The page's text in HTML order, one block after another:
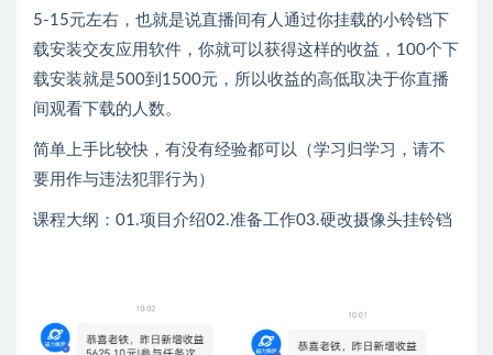
5-15元左右，也就是说直播间有人通过你挂载的小铃铛下
载安装交友应用软件，你就可以获得这样的收益，100个下
载安装就是500到1500元，所以收益的高低取决于你直播
间观看下载的人数。
简单上手比较快，有没有经验都可以（学习归学习，请不
要用作与违法犯罪行为）
课程大纲：01.项目介绍02.准备工作03.硬改摄像头挂铃铛